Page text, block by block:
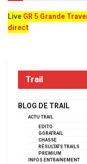
LiveGR 5 Grande
direct
Trail
BLOG DE TRAIL
ACTU TRAIL
EDITO
GORATRAIL
CHASSE
RÉSULTATS TRAILS
PREMIUM
INFOS ENTRAINEMENT